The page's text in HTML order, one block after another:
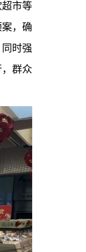
市等
，确
时强
群众